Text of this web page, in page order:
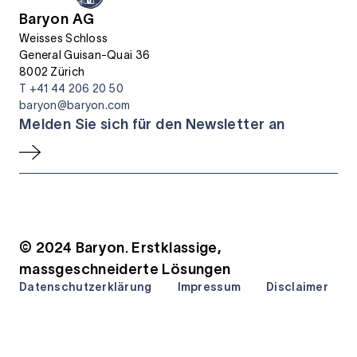
Baryon AG
Weisses Schloss
General Guisan-Quai 36
8002 Zürich
T +41 44 206 20 50
baryon@baryon.com
Melden Sie sich für den Newsletter an
© 2024 Baryon. Erstklassige,
massgeschneiderte Lösungen
Datenschutzerklärung Impressum Disclaimer